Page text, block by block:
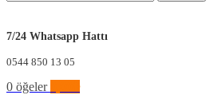
7/24 Whatsapp Hattı
0544 850 13 05
0 öğeler